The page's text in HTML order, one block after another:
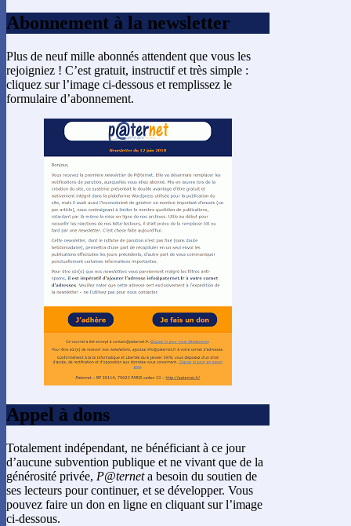
Abonnement à la newsletter
Plus de neuf mille abonnés attendent que vous les
rejoigniez ! C’est gratuit, instructif et très simple :
cliquez sur l’image ci-dessous et remplissez le
formulaire d’abonnement.
Appel à dons
Totalement indépendant, ne bénéficiant à ce jour
d’aucune subvention publique et ne vivant que de la
générosité privée, P@terneta besoin du soutien de
ses lecteurs pour continuer, et se développer. Vous
pouvez faire un don en ligne en cliquant sur l’image
ci-dessous.